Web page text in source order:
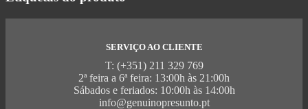
SERVIÇO AO CLIENTE
T: (+351) 211 329 769
2ª feira a 6ª feira: 13:00h às 21:00h
Sábados e feriados: 10:00h às 14:00h
info@genuinopresunto.pt